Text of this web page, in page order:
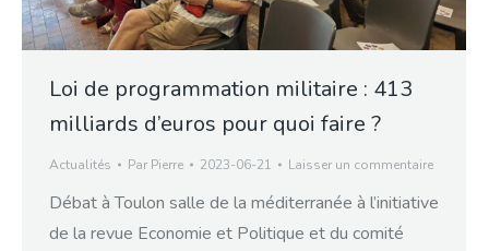
Loi de programmation militaire : 413
milliards d’euros pour quoi faire ?
Actualités Par Pierre 2023-06-21 Laisser un commentaire
Débat à Toulon salle de la méditerranée à l’initiative
de la revue Economie et Politique et du comité